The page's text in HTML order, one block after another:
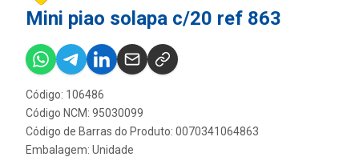
Mini piao solapa c/20 ref 863
Código: 106486
Código NCM: 95030099
Código de Barras do Produto: 0070341064863
Embalagem: Unidade